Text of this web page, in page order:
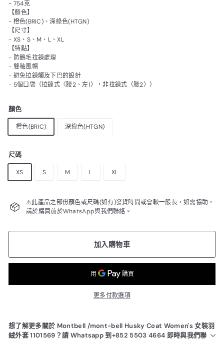
- 754克
【顏色】
- 橙色(BRIC)、深綠色(HTGN)
【尺寸】
- XS、S、M、L、XL
【特點】
- 防鵝毛拉鍊處理
- 雙軸風帽
- 避免拉鍊觸及下巴的設計
- 5個口袋（拉鍊式〈腰2、左1〉，非拉鍊式〈腰2〉）
顏色
橙色(BRIC) 深綠色(HTGN)
尺碼
XS S M L XL
⚠️此產品之部份顏色或尺碼(如有)發貨時間或會較一般長，如需協助，
請於購買前於WhatsApp與我們聯絡。
加入購物車
更多付款選項
想了解更多關於 Montbell /mont-bell Husky Coat Women's 女裝羽
絨外套 1101569？請 Whatsapp 到+852 5503 4664 即時與我們聯